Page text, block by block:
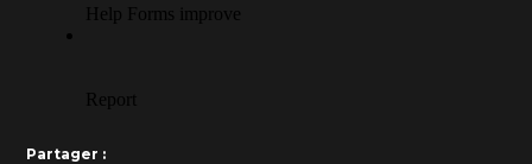
Partager :